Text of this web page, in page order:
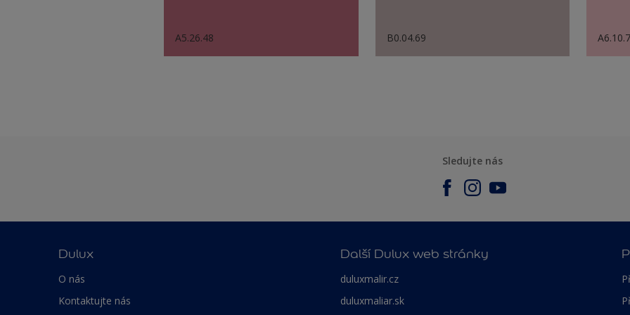
A5.26.48 B0.04.69
Sledujte nás
Dulux
O nás
Kontaktujte nás
Další Dulux web stránky
duluxmalir.cz
duluxmaliar.sk